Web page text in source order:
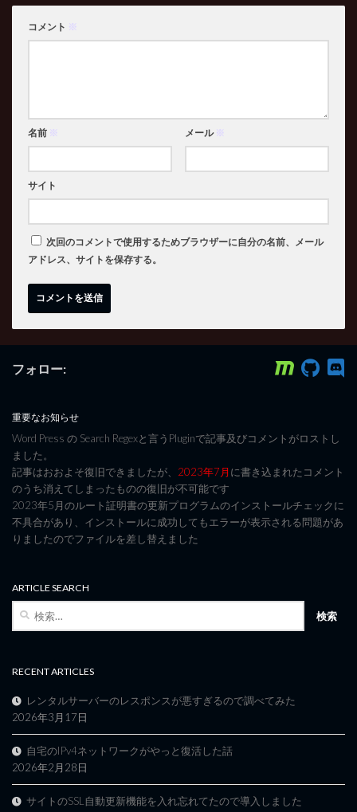
コメント ※
名前 ※ メール ※
サイト
次回のコメントで使用するためブラウザーに自分の名前、メール
アドレス、サイトを保存する。
フォロー:
重要なお知らせ
Word Press の Search Regexと言うPluginで記事及びコメントがロストし
ました。
記事はおおよそ復旧できましたが、 2023年7月に書き込まれたコメント
のうち消えてしまったものの復旧が不可能です
2023年5月のルート証明書の更新プログラムのインストールチェックに
不具合があり、インストールに成功してもエラーが表示される問題があ
りましたのでファイルを差し替えました
ARTICLE SEARCH
検
RECENT ARTICLES
レンタルサーバーのレスポンスが悪すぎるので調べてみた
2026年3月17日
自宅のIPv4ネットワークがやっと復活した話
2026年2月28日
サイトのSSL自動更新機能を入れ忘れてたので導入しました